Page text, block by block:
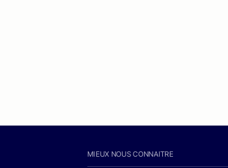
MIEUX NOUS CONNAITRE